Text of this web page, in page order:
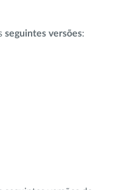
seguintes versões: